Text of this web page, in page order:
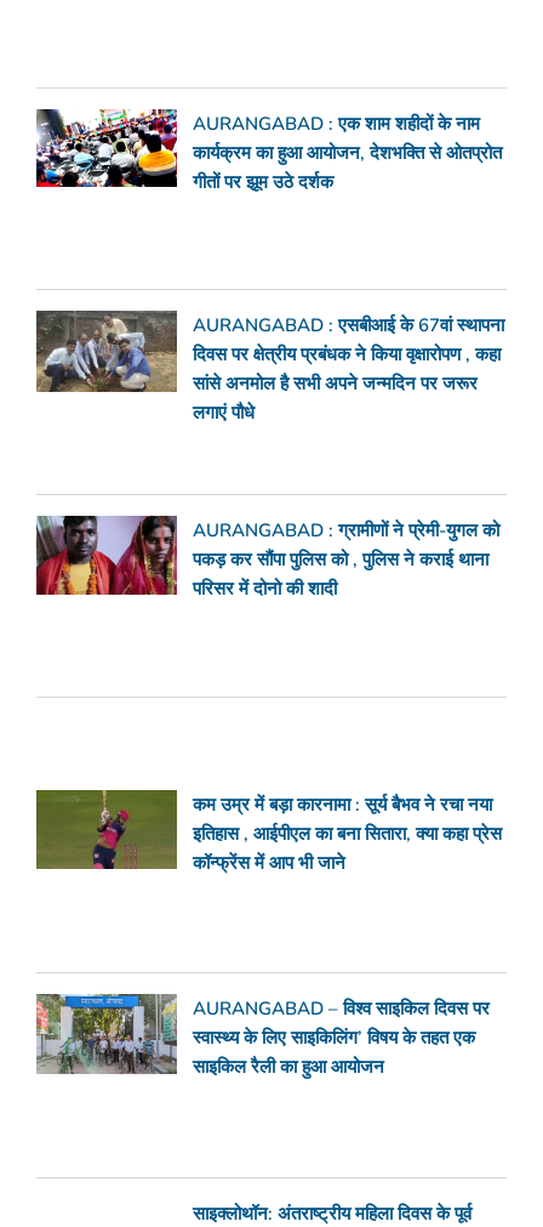
AURANGABAD : एक शाम शहीदों के नाम
कार्यक्रम का हुआ आयोजन, देशभक्ति से ओतप्रोत
गीतों पर झूम उठे दर्शक
AURANGABAD : एसबीआई के 67वां स्थापना
दिवस पर क्षेत्रीय प्रबंधक ने किया वृक्षारोपण , कहा
सांसे अनमोल है सभी अपने जन्मदिन पर जरूर
लगाएं पौधे
AURANGABAD : ग्रामीणों ने प्रेमी-युगल को
पकड़ कर सौंपा पुलिस को , पुलिस ने कराई थाना
परिसर में दोनो की शादी
कम उम्र में बड़ा कारनामा : सूर्य बैभव ने रचा नया
इतिहास , आईपीएल का बना सितारा, क्या कहा प्रेस
कॉन्फ्रेंस में आप भी जाने
AURANGABAD – विश्व साइकिल दिवस पर
स्वास्थ्य के लिए साइकिलिंग’ विषय के तहत एक
साइकिल रैली का हुआ आयोजन
साइक्लोथॉन: अंतराष्ट्रीय महिला दिवस के पूर्व